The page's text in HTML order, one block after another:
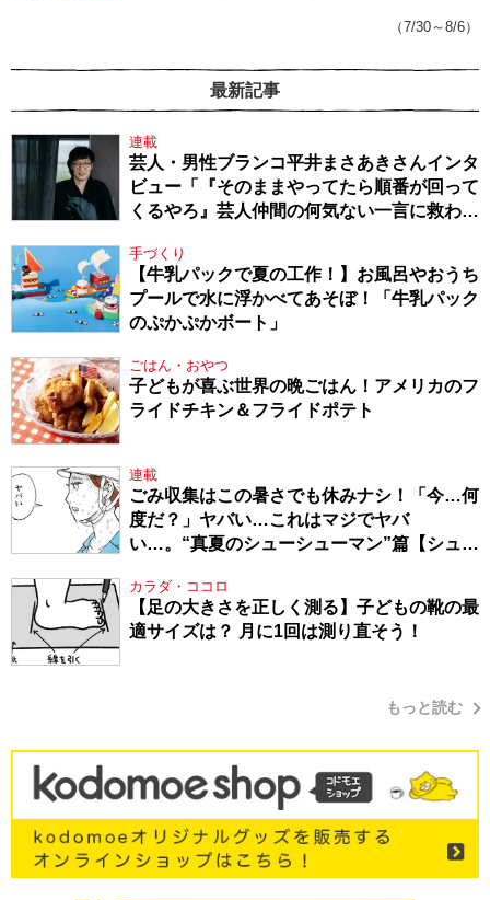
（7/30～8/6）
最新記事
連載
芸人・男性ブランコ平井まさあきさんインタ
ビュー「『そのままやってたら順番が回って
くるやろ』芸人仲間の何気ない一言に救われ
手づくり
【牛乳パックで夏の工作！】お風呂やおうち
プールで水に浮かべてあそぼ！「牛乳パック
のぷかぷかボート」
ごはん・おやつ
子どもが喜ぶ世界の晩ごはん！アメリカのフ
ライドチキン＆フライドポテト
連載
ごみ収集はこの暑さでも休みナシ！「今…何
度だ？」ヤバい…これはマジでヤバ
い…。“真夏のシューシューマン”篇【シュー
カラダ・ココロ
【足の大きさを正しく測る】子どもの靴の最
適サイズは？ 月に1回は測り直そう！
もっと読む